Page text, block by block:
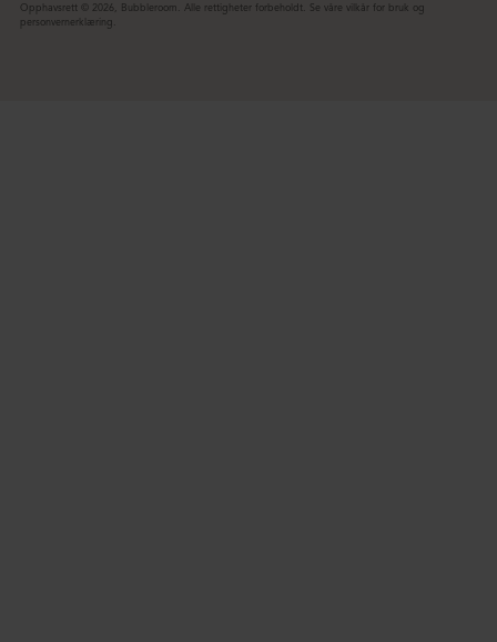
Opphavsrett © 2026, Bubbleroom. Alle rettigheter forbeholdt. Se våre vilkår for bruk og
personvernerklæring.